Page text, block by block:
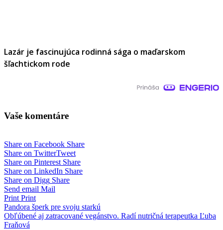
Lazár je fascinujúca rodinná sága o maďarskom
šľachtickom rode
Vaše komentáre
Share on Facebook Share
Share on TwitterTweet
Share on Pinterest Share
Share on LinkedIn Share
Share on Digg Share
Send email Mail
Print Print
Navigácia
v
Pandora šperk pre svoju starkú
Obľúbené aj zatracované vegánstvo. Radí nutričná terapeutka Ľuba
Fraňová